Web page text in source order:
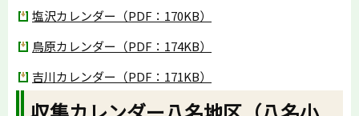
塩沢カレンダー（PDF：170KB）
鳥原カレンダー（PDF：174KB）
吉川カレンダー（PDF：171KB）